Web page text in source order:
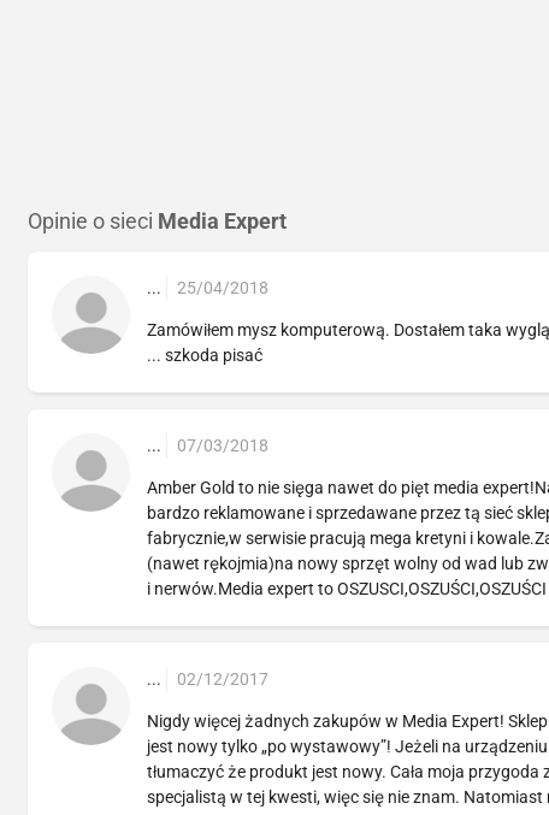
Opinie o sieci Media Expert
... 25/04/2018
Zamówiłem mysz komputerową. Dostałem taka
... szkoda pisać
... 07/03/2018
Amber Gold to nie sięga nawet do pięt media
bardzo reklamowane i sprzedawane przez tą sieć
fabrycznie,w serwisie pracują mega kretyni i
(nawet rękojmia)na nowy sprzęt wolny od wad lub
i nerwów.Media expert to
... 02/12/2017
Nigdy więcej żadnych zakupów w Media Expert!
jest nowy tylko „po wystawowy”! Jeżeli na
tłumaczyć że produkt jest nowy. Cała moja
specjalistą w tej kwesti, więc się nie znam.